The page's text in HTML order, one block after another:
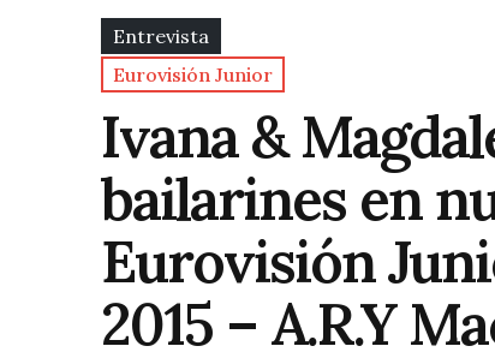
Entrevista
Eurovisión Junior
Ivana &
bailarines en
Eurovisión
2015 – A.R.Y